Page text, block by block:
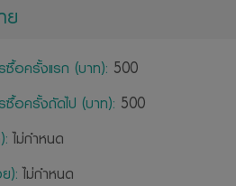
ย
อครั้งแรก (บาท): 500
อครั้งถัดไป (บาท): 500
ไม่กำหนด
):ไม่กำหนด